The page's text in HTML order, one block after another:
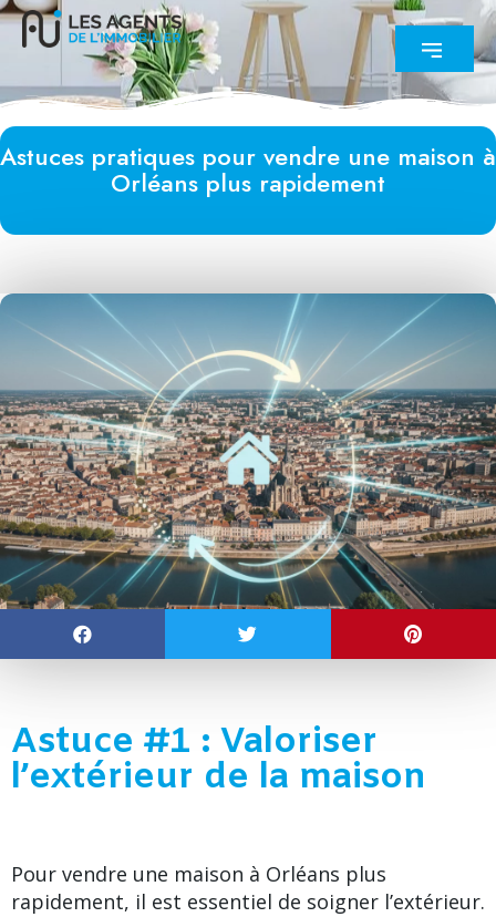
Astuces pratiques pour vendre une maison à
Orléans plus rapidement
Astuce #1 : Valoriser
l’extérieur de la maison
Pour vendre une maison à Orléans plus
rapidement, il est essentiel de soigner l’extérieur.